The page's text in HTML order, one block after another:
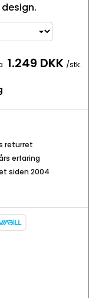
1.249 DKK /stk.
returret
erfaring
siden 2004